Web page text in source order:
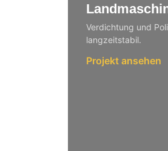
Verdichtung und
langzeitstabil.
Projekt ansehen